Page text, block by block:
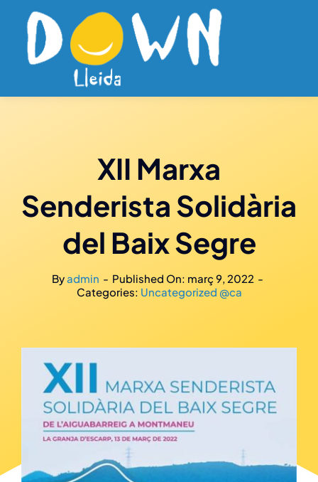
content
XII Marxa
Senderista Solidària
del Baix Segre
Byadmin - Published On: març 9, 2022 -
Categories: Uncategorized @ca